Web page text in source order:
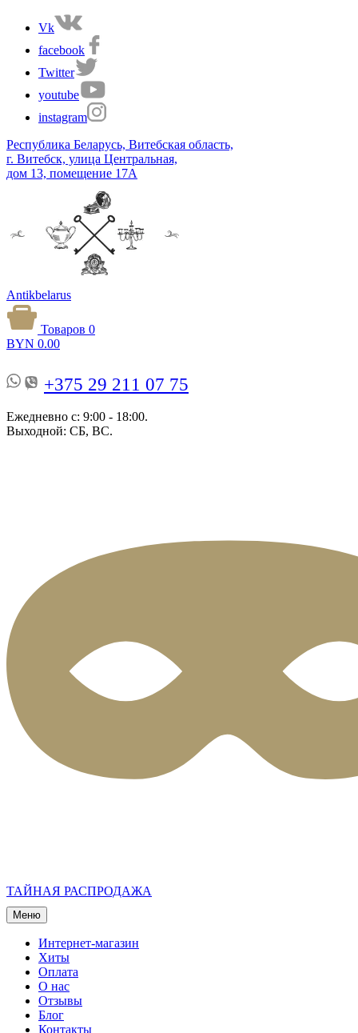
Vk
facebook
Twitter
youtube
instagram
Республика Беларусь, Витебская область,
г. Витебск, улица Центральная,
дом 13, помещение 17А
Antikbelarus
Товаров 0
BYN 0.00
+375 29 211 07 75
Ежедневно с: 9:00 - 18:00.
Выходной: СБ, ВС.
ТАЙНАЯ РАСПРОДАЖА
Меню
Интернет-магазин
Хиты
Оплата
О нас
Отзывы
Блог
Контакты